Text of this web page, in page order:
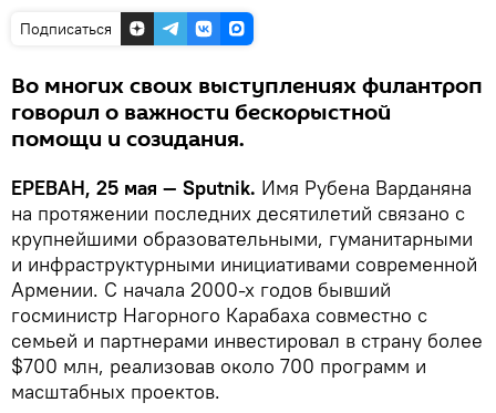
Подписаться
Во многих своих выступлениях филантроп
говорил о важности бескорыстной
помощи и созидания.
ЕРЕВАН, 25 мая — Sputnik. Имя Рубена Варданяна
на протяжении последних десятилетий связано с
крупнейшими образовательными, гуманитарными
и инфраструктурными инициативами современной
Армении. С начала 2000-х годов бывший
госминистр Нагорного Карабаха совместно с
семьей и партнерами инвестировал в страну более
$700 млн, реализовав около 700 программ и
масштабных проектов.